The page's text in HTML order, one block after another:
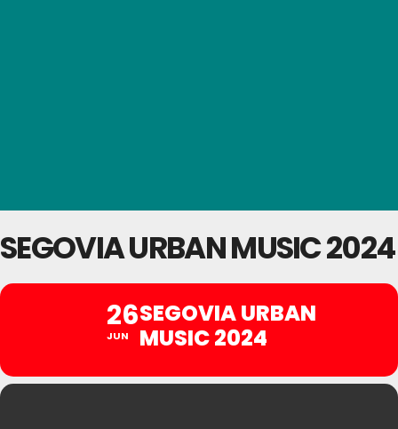
SEGOVIA URBAN MUSIC 2024
26
JUN
SEGOVIA URBAN
MUSIC 2024